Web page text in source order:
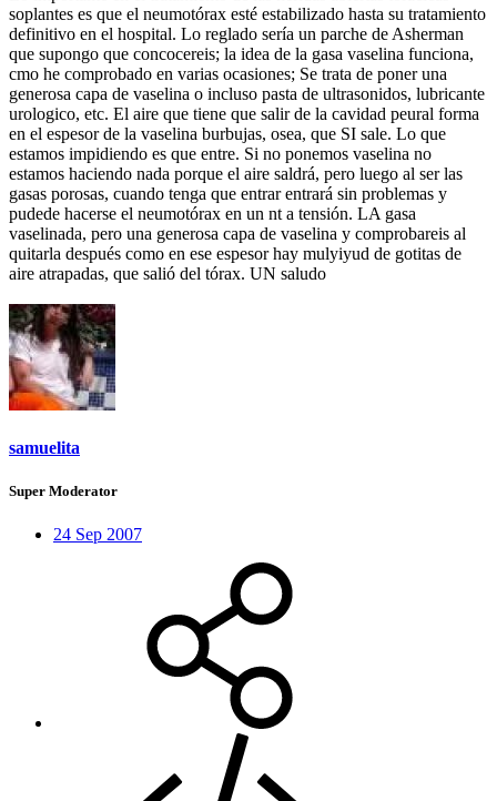
soplantes es que el neumotórax esté estabilizado hasta su tratamiento
definitivo en el hospital. Lo reglado sería un parche de Asherman
que supongo que concocereis; la idea de la gasa vaselina funciona,
cmo he comprobado en varias ocasiones; Se trata de poner una
generosa capa de vaselina o incluso pasta de ultrasonidos, lubricante
urologico, etc. El aire que tiene que salir de la cavidad peural forma
en el espesor de la vaselina burbujas, osea, que SI sale. Lo que
estamos impidiendo es que entre. Si no ponemos vaselina no
estamos haciendo nada porque el aire saldrá, pero luego al ser las
gasas porosas, cuando tenga que entrar entrará sin problemas y
pudede hacerse el neumotórax en un nt a tensión. LA gasa
vaselinada, pero una generosa capa de vaselina y comprobareis al
quitarla después como en ese espesor hay mulyiyud de gotitas de
aire atrapadas, que salió del tórax. UN saludo
samuelita
Super Moderator
24 Sep 2007